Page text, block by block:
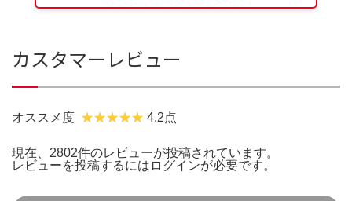
カスタマーレビュー
オススメ度 4.2点
現在、2802件のレビューが投稿されています。
レビューを投稿するには ログインが必要です。